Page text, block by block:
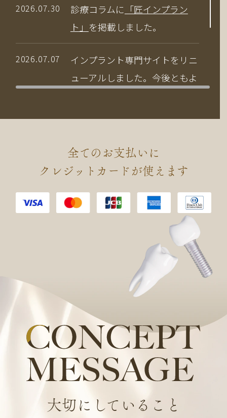
2026.07.30 診療コラムに 「匠インプラン
ト」 を掲載しました。
2026.07.07
インプラント専門サイトをリニ
ューアルしました。今後ともよ
法人 日本口腔インプラント学
会 認定 口腔インプラント専門
全てのお支払いに
クレジットカードが使えます
大切にしていること